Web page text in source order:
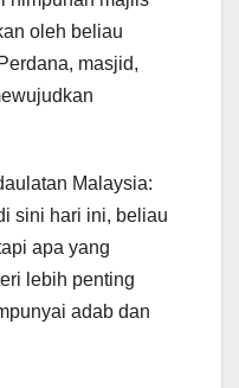
oleh beliau
masjid,
Malaysia:
sini hari ini, beliau
apa yang
lebih penting
adab dan